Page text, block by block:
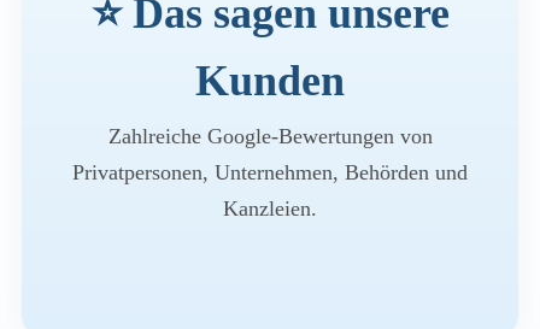
⭐ Das sagen unsere
Kunden
Zahlreiche Google-Bewertungen von
Privatpersonen, Unternehmen, Behörden und
Kanzleien.